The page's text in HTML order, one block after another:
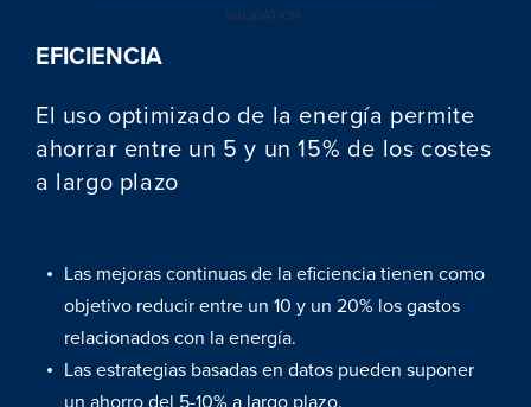
EFICIENCIA
El uso optimizado de la energía permite
ahorrar entre un 5 y un 15% de los costes
a largo plazo
Las mejoras continuas de la eficiencia tienen como
objetivo reducir entre un 10 y un 20% los gastos
relacionados con la energía.
Las estrategias basadas en datos pueden suponer
un ahorro del 5-10% a largo plazo.